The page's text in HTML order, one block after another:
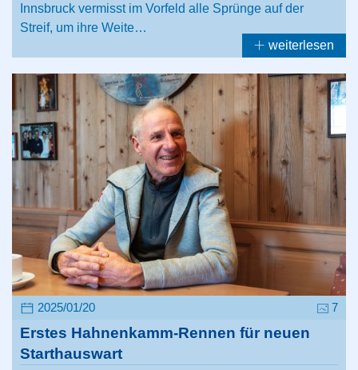
Innsbruck vermisst im Vorfeld alle Sprünge auf der
Streif, um ihre Weite…
weiterlesen
2025/01/20 7
Erstes Hahnenkamm-Rennen für neuen
Starthauswart